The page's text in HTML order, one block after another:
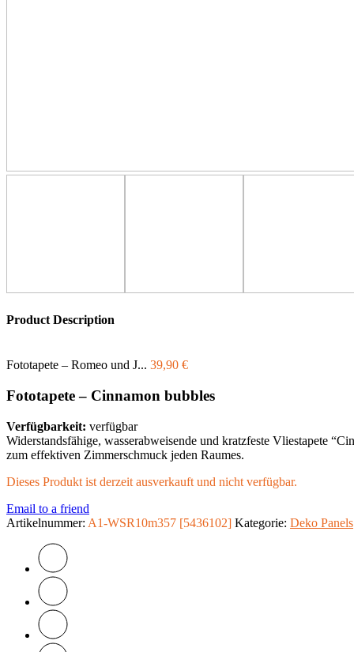
Product Description
Fototapete – Romeo und J... 39,90 €
Fototapete – Cinnamon bubbles
Verfügbarkeit: verfügbar
Widerstandsfähige, wasserabweisende und kratzfeste Vliestapete
zum effektiven Zimmerschmuck jeden Raumes.
Dieses Produkt ist derzeit ausverkauft und nicht verfügbar.
Email to a friend
Artikelnummer: A1-WSR10m357 [5436102] Kategorie: Deko Panels